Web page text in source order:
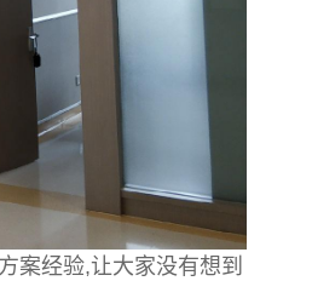
案经验,让大家没有想到